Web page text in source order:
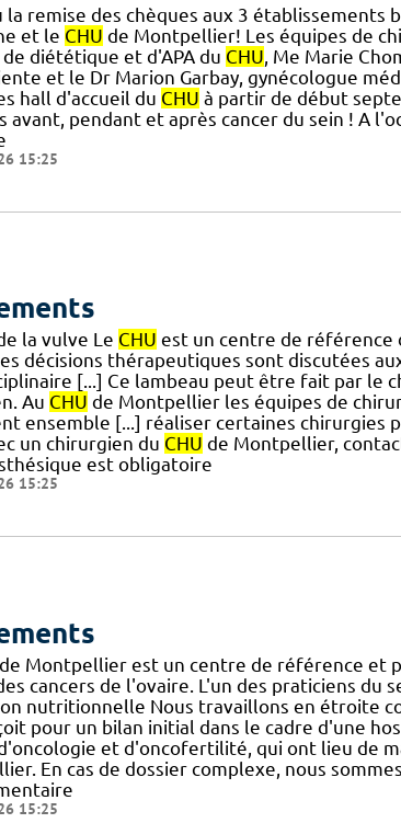
la remise des chèques aux 3 établissements
et le CHU de Montpellier! Les équipes de
diététique et d'APA du CHU, Me Marie
et le Dr Marion Garbay, gynécologue
hall d'accueil du CHU à partir de début
avant, pendant et après cancer du sein ! A
15:25
la vulve Le CHU est un centre de référence
décisions thérapeutiques sont discutées
[...] Ce lambeau peut être fait par le
Au CHU de Montpellier les équipes de
ensemble [...] réaliser certaines chirurgies
un chirurgien du CHU de Montpellier,
est obligatoire
15:25
de Montpellier est un centre de référence et
cancers de l'ovaire. L'un des praticiens du
nutritionnelle Nous travaillons en étroite
pour un bilan initial dans le cadre d'une
et d'oncofertilité, qui ont lieu de
En cas de dossier complexe, nous
15:25